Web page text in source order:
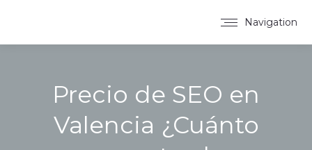
Navigation
Precio de SEO en
Valencia ¿Cuánto